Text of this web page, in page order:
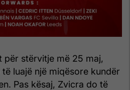
për stërvitje më 25 maj,
luajë një miqësore kundër
Pas kësaj, Zvicra do të